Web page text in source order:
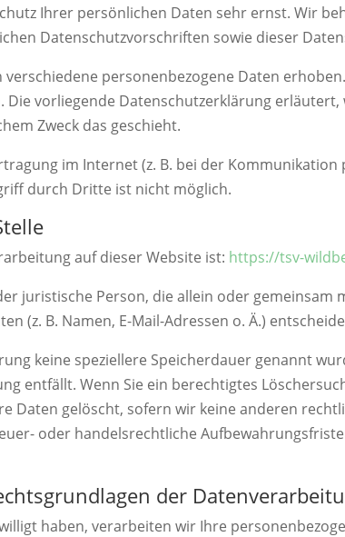
Ihrer persönlichen Daten sehr ernst. Wir
Datenschutzvorschriften sowie dieser
personenbezogene Daten
vorliegende Datenschutzerklärung
Zweck das geschieht.
im Internet (z. B. bei der Kommunikation
durch Dritte ist nicht möglich.
auf dieser Website ist: https://tsv-
juristische Person, die allein oder gemeinsam
(z. B. Namen, E-Mail-Adressen o. Ä.)
keine speziellere Speicherdauer genannt
entfällt. Wenn Sie ein berechtigtes
Daten gelöscht, sofern wir keine anderen
oder handelsrechtliche
der
haben, verarbeiten wir Ihre